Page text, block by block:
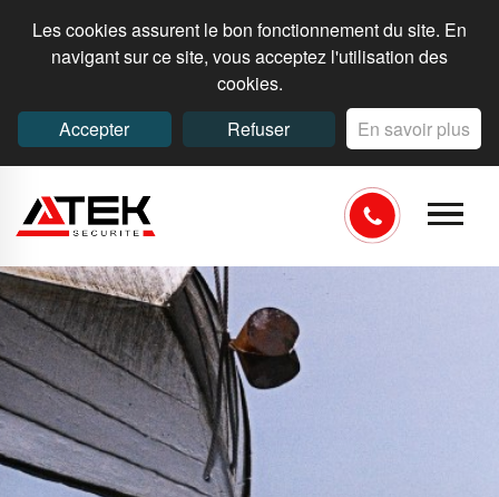
Les cookies assurent le bon fonctionnement du site. En
navigant sur ce site, vous acceptez l'utilisation des
cookies.
Accepter
Refuser En savoir plus